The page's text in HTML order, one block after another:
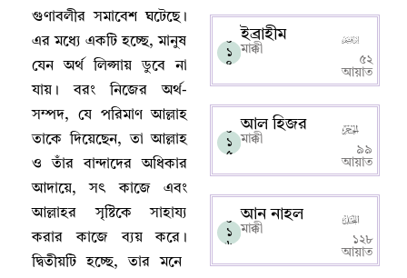
গুণাবলীর সমাবেশ ঘটেছে।
এর মধ্যে একটি হচ্ছে,মানুষ
যেন অর্থ লিপ্সায় ডুবে না
যায় । বরং নিজের অর্থ-
সম্পদ, যে পরিমাণ আল্লাহ‌
তাকে দিয়েছেন,তা আল্লাহ‌
ও তাঁর বান্দাদের অধিকার
আদায়ে,সৎ কাজে এবং
আল্লাহর সৃষ্টিকে সাহায্য
করার কাজে ব্যয় করে ।
দ্বিতীয়টি হচ্ছে,তার মনে
০
১
৪
ইব্রাহীম
মাক্কী
৫২
আয়াত
০
১
৫
আল হিজর
মাক্কী
৯৯
আয়াত
০
১
৬
আন নাহল
মাক্কী
১২৮
আয়াত